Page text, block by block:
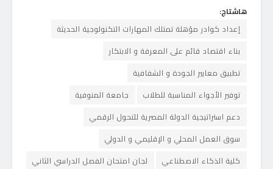
هاشتاج:
إعداد كوادر مؤهلة تمتلك المهارات التكنولوجية الحديثة
بناء اقتصاد قائم على المعرفة و الابتكار
تطبيق معايير الجودة و الشفافية
توفير الأجواء المناسبة للطلاب
جامعة المنوفية
دعم استراتيجية الدولة المصرية للتحول الرقمي
سوق العمل المحلي و الإقليمي و الدولي
كلية الذكاء الاصطناعي
لجان امتحان الفصل الدراسي الثاني